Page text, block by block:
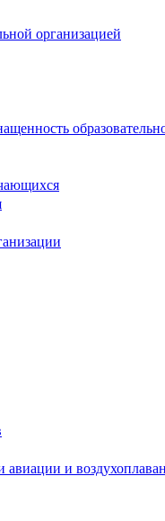
организацией
авиации и